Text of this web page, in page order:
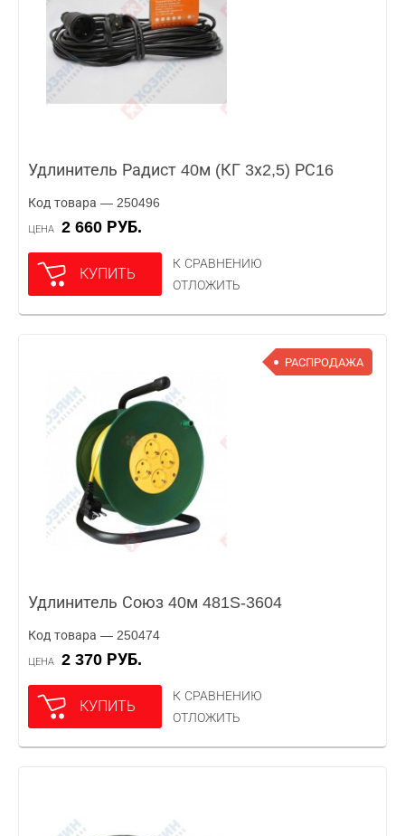
Удлинитель Радист 40м (КГ 3х2,5) РС16
Код товара — 250496
ЦЕНА 2 660 РУБ.
КУПИТЬ
К СРАВНЕНИЮ
ОТЛОЖИТЬ
РАСПРОДАЖА
Удлинитель Союз 40м 481S-3604
Код товара — 250474
ЦЕНА 2 370 РУБ.
КУПИТЬ
К СРАВНЕНИЮ
ОТЛОЖИТЬ